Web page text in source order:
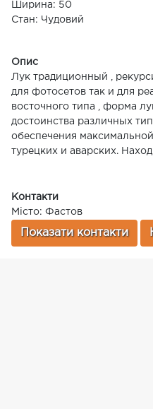
Ширина: 50
Стан: Чудовий
Опис
Лук традиционный ,
для фотосетов так и для
восточного типа , форма
достоинства различных
обеспечения
турецких и аварских.
Контакти
Місто: Фастов
Показати контакти